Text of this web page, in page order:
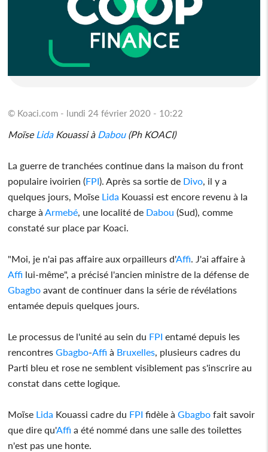
© Koaci.com - lundi 24 février 2020 - 10:22
Moïse LidaKouassi à Dabou(Ph KOACI)
La guerre de tranchées continue dans la maison du front
populaire ivoirien (FPI). Après sa sortie de Divo , il y a
quelques jours, Moïse Lida Kouassi est encore revenu à la
charge à Armebé , une localité de Dabou (Sud), comme
constaté sur place par Koaci.
"Moi, je n'ai pas affaire aux orpailleurs d'Affi . J'ai affaire à
Affi lui-même", a précisé l'ancien ministre de la défense de
Gbagbo avant de continuer dans la série de révélations
entamée depuis quelques jours.
Le processus de l'unité au sein du FPI entamé depuis les
rencontresGbagbo-Affi à Bruxelles , plusieurs cadres du
Parti bleu et rose ne semblent visiblement pas s'inscrire au
constat dans cette logique.
Moïse Lida Kouassi cadre du FPI fidèle àGbagbo fait savoir
que dire qu'Affi a été nommé dans une salle des toilettes
n'est pas une honte.